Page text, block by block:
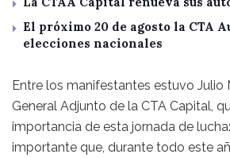
El próximo 20 de agosto la CTA
elecciones nacionales
Entre los manifestantes estuvo Julio
General Adjunto de la CTA Capital,
importancia de esta jornada de
importante que, durante todo este